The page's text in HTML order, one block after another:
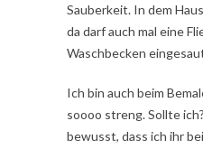
Sauberkeit. In dem
da darf auch mal eine
Waschbecken
Ich bin auch beim
soooo streng. Sollte
bewusst, dass ich ihr